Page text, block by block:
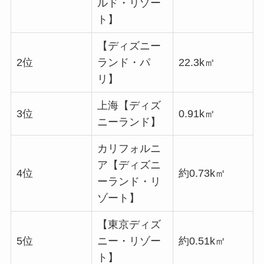
ルド・リゾー
ト】
2位
【ディズニー
ランド・パ
リ】
22.3k㎡
3位
上海【ディズ
ニーランド】
0.91k㎡
4位
カリフォルニ
ア【ディズニ
ーランド・リ
ゾート】
約0.73k㎡
5位
【東京ディズ
ニー・リゾー
ト】
約0.51k㎡